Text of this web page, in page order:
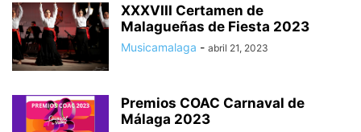
XXXVIII Certamen de
Malagueñas de Fiesta 2023
Musicamalaga - abril 21, 2023
Premios COAC Carnaval de
Málaga 2023